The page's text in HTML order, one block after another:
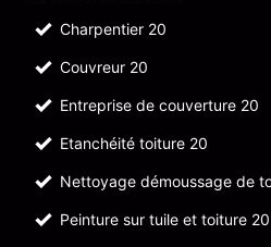
Charpentier 20
Couvreur 20
Entreprise de couverture 20
Etanchéité toiture 20
Nettoyage démoussage de
Peinture sur tuile et toiture 20